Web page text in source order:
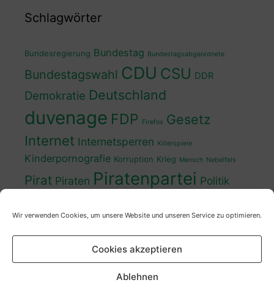
Wir verwenden Cookies, um unsere Website und unseren Service zu optimieren.
Cookies akzeptieren
Ablehnen
Schlagwörter
Bundesregierung Bundestag Bundestagsabgeordnete
Bundestagswahl CDU CSU DDR
Demokratie Deutschland
duvenage FDP Firefox Gesetz
Internet Internetsperren Killerspiele
Kinderpornografie Korruption Krieg Mensch Nebelfels
Pirat Piraten Piratenpartei Politik
Wahlkampf Wahlprogramm Wähler
Zensur Zensursula Überwachung